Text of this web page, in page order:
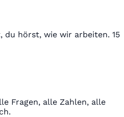
du hörst, wie wir arbeiten. 15
Fragen, alle Zahlen, alle